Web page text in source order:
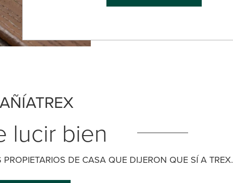
lucir bien
DE CASA QUE DIJERON QUE SÍ A TREX.